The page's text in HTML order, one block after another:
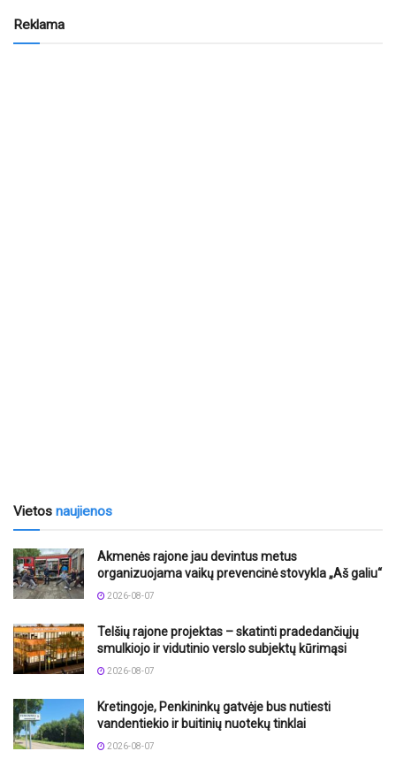
Reklama
Vietos naujienos
Akmenės rajone jau devintus metus
organizuojama vaikų prevencinė stovykla „Aš galiu“
2026-08-07
Telšių rajone projektas – skatinti pradedančiųjų
smulkiojo ir vidutinio verslo subjektų kūrimąsi
2026-08-07
Kretingoje, Penkininkų gatvėje bus nutiesti
vandentiekio ir buitinių nuotekų tinklai
2026-08-07